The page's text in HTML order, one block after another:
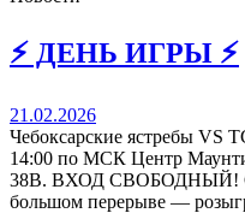
⚡️ ДЕНЬ ИГРЫ ⚡️
21.02.2026
Чебоксарские ястребы
14:00 по МСК Центр
38В. ВХОД СВОБОДНЫЙ!
большом перерыве —